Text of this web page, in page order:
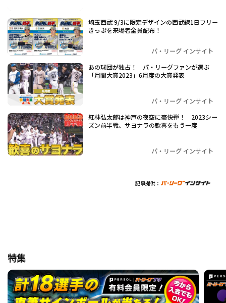
埼玉西武 9/3に限定デザインの西武線1日フリー
きっぷを来場者全員配布！
パ・リーグ インサイト
あの球団が独占！ パ・リーグファンが選ぶ
「月間大賞2023」6月度の大賞発表
パ・リーグ インサイト
紅林弘太郎は神戸の夜空に豪快弾！ 2023シー
ズン前半戦、サヨナラの歓喜をもう一度
パ・リーグ インサイト
記事提供：
特集